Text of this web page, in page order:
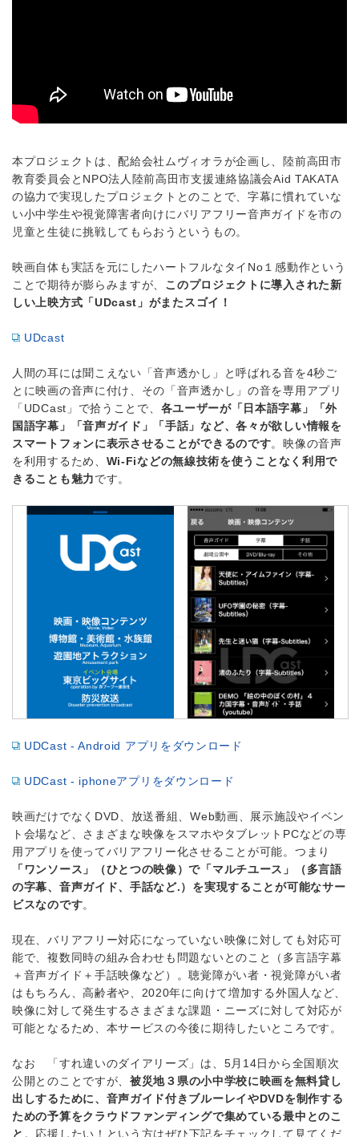
本プロジェクトは、配給会社ムヴィオラが企画し、陸前高田市
教育委員会とNPO法人陸前高田市支援連絡協議会Aid TAKATA
の協力で実現したプロジェクトとのことで、字幕に慣れていな
い小中学生や視覚障害者向けにバリアフリー音声ガイドを市の
児童と生徒に挑戦してもらおうというもの。
映画自体も実話を元にしたハートフルなタイNo１感動作という
ことで期待が膨らみますが、 このプロジェクトに導入された新
しい上映方式「UDcast」がまたスゴイ！
UDcast
人間の耳には聞こえない「音声透かし」と呼ばれる音を4秒ご
とに映画の音声に付け、その「音声透かし」の音を専用アプリ
「UDCast」で拾うことで、 各ユーザーが「日本語字幕」「外
国語字幕」「音声ガイド」「手話」など、各々が欲しい情報を
スマートフォンに表示させることができるのです。映像の音声
を利用するため、 Wi-Fiなどの無線技術を使うことなく利用で
きることも魅力です。
UDCast - Android アプリをダウンロード
UDCast - iphoneアプリをダウンロード
映画だけでなくDVD、放送番組、Web動画、展示施設やイベン
ト会場など、さまざまな映像をスマホやタブレットPCなどの専
用アプリを使ってバリアフリー化させることが可能。つまり
「ワンソース」（ひとつの映像）で「マルチユース」（多言語
の字幕、音声ガイド、手話など.）を実現することが可能なサー
ビスなのです。
現在、バリアフリー対応になっていない映像に対しても対応可
能で、複数同時の組み合わせも問題ないとのこと（多言語字幕
＋音声ガイド＋手話映像など）。聴覚障がい者・視覚障がい者
はもちろん、高齢者や、2020年に向けて増加する外国人など、
映像に対して発生するさまざまな課題・ニーズに対して対応が
可能となるため、本サービスの今後に期待したいところです。
なお 「すれ違いのダイアリーズ」は、5月14日から全国順次
公開とのことですが、 被災地３県の小中学校に映画を無料貸し
出しするために、音声ガイド付きブルーレイやDVDを制作する
ための予算をクラウドファンディングで集めている最中とのこ
と 。応援したい！という方はぜひ下記をチェックして見てくだ